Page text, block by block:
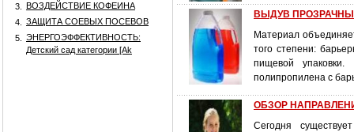
3.
ВОЗДЕЙСТВИЕ КОФЕИНА
4.
ЗАЩИТА СОЕВЫХ ПОСЕВОВ
5.
ЭНЕРГОЭФФЕКТИВНОСТЬ:
Детский сад категории [Аk
ВЫДУВ
Материал
того степени:
пищевой упаковки.
полипропилена с
ОБЗОР
Сегодня